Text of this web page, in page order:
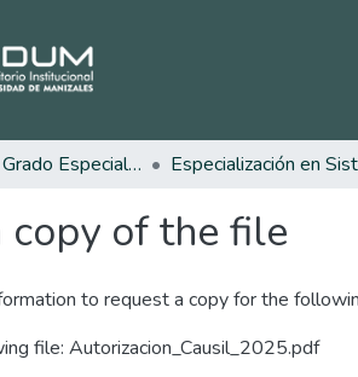
Trabajos de Grado Especializaciones
copy of the file
to request a copy for the
file: Autorizacion_Causil_2025.pdf